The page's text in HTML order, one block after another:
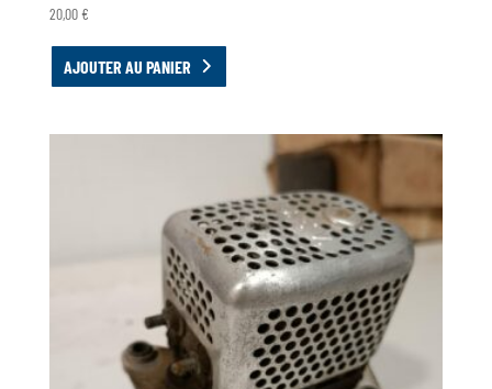
20,00€
AJOUTER AU PANIER